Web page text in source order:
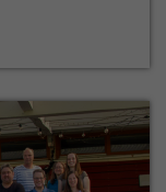
die IDs von